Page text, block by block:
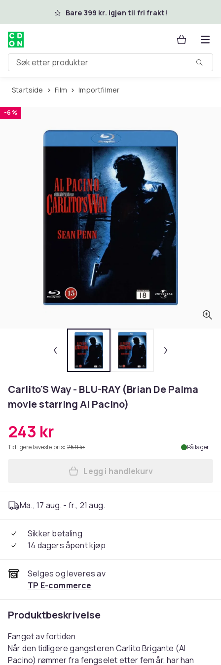
Hopp til hovedinnholdBare 399 kr. igjen til fri frakt!
Søk etter produkter
Startside Film Importfilmer
-6 %
Carlito'S Way - BLU-RAY (Brian De Palma
movie starring Al Pacino)
243 kr
Tidligere laveste pris: 259 kr På lager
Legg Carlito'S Way - BLU-
Legg i handlekurv
Ma., 17 aug. - fr., 21 aug.
Sikker betaling
14 dagers åpent kjøp
Selges og leveres av
TP E-commerce
Produktbeskrivelse
Fanget av fortiden
Når den tidligere gangsteren Carlito Brigante (Al
Pacino) rømmer fra fengselet etter fem år, har han